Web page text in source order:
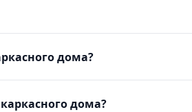
дома?
дома?